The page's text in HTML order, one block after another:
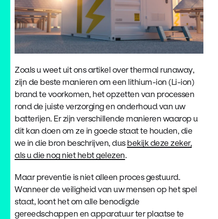
Zoals u weet uit ons artikel over thermal runaway,
zijn de beste manieren om een lithium-ion (Li-ion)
brand te voorkomen, het opzetten van processen
rond de juiste verzorging en onderhoud van uw
batterijen. Er zijn verschillende manieren waarop u
dit kan doen om ze in goede staat te houden, die
we in die bron beschrijven, dusbekijk deze zeker,
als u die nog niet hebt gelezen.
Maar preventie is niet alleen proces gestuurd.
Wanneer de veiligheid van uw mensen op het spel
staat, loont het om alle benodigde
gereedschappen en apparatuur ter plaatse te